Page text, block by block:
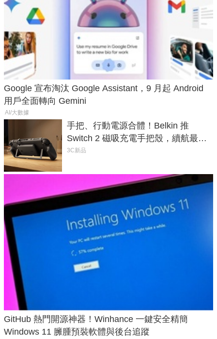
Google 宣布淘汰 Google Assistant，9 月起 Android
用戶全面轉向 Gemini
AI/大數據
手把、行動電源合體！Belkin 推
Switch 2 磁吸充電手把殼，續航最高
延長 1.5 倍
3C新品
GitHub 熱門開源神器！Winhance 一鍵安全精簡
Windows 11 臃腫預裝軟體與後台追蹤